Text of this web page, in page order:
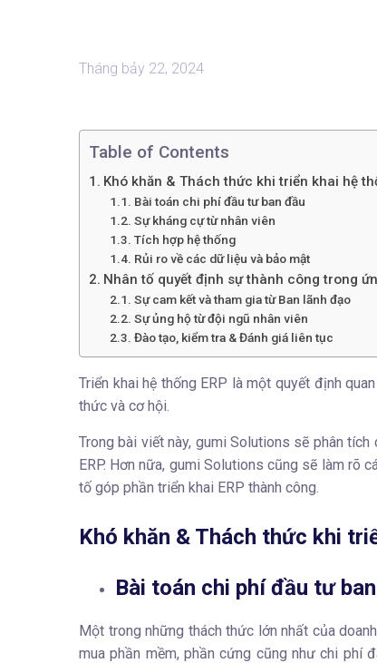
Tháng bảy 22, 2024
Table of Contents
Khó khăn & Thách thức khi triển khai hệ
Bài toán chi phí đầu tư ban đầu
Sự kháng cự từ nhân viên
Tích hợp hệ thống
Rủi ro về các dữ liệu và bảo mật
Nhân tố quyết định sự thành công trong
Sự cam kết và tham gia từ Ban lãnh đạo
Sự ủng hộ từ đội ngũ nhân viên
Đào tạo, kiểm tra & Đánh giá liên tục
Triển khai hệ thống ERP là một quyết định
thức và cơ hội.
Trong bài viết này, gumi Solutions sẽ phân
ERP. Hơn nữa, gumi Solutions cũng sẽ làm rõ
tố góp phần triển khai ERP thành công.
Khó khăn & Thách thức khi
Bài toán chi phí đầu tư
Một trong những thách thức lớn nhất của
mua phần mềm, phần cứng cũng như chi phí